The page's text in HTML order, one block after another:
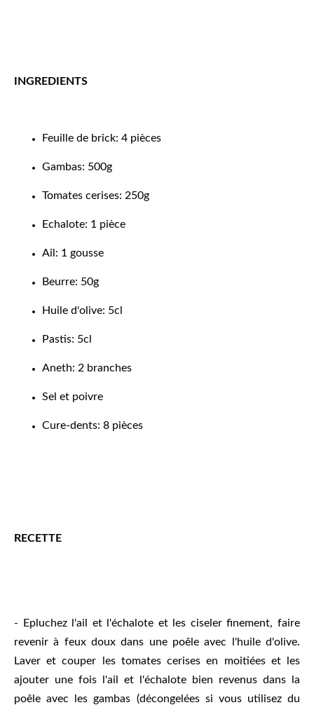
INGREDIENTS
Feuille de brick: 4 pièces
Gambas: 500g
Tomates cerises: 250g
Echalote: 1 pièce
Ail: 1 gousse
Beurre: 50g
Huile d'olive: 5cl
Pastis: 5cl
Aneth: 2 branches
Sel et poivre
Cure-dents: 8 pièces
RECETTE
- Epluchez l'ail et l'échalote et les ciseler finement, faire
revenir à feux doux dans une poêle avec l'huile d'olive.
Laver et couper les tomates cerises en moitiées et les
ajouter une fois l'ail et l'échalote bien revenus dans la
poêle avec les gambas (décongelées si vous utilisez du